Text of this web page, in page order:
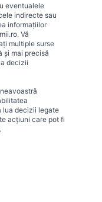
eventualele
indirecte sau
informațiilor
Vă
multiple surse
și mai precisă
decizii
lua decizii legate
acțiuni care pot fi